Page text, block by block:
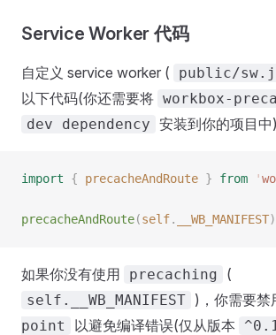
Service Worker 代码
自定义 service worker ( public/
以下代码(你还需要将 workbox-
dev dependency 安装到你的项目中
import { precacheAndRoute } from '
precacheAndRoute(self. __WB_MANIFEST
如果你没有使用 precaching (
self.__WB_MANIFEST )，你需要禁
point
以避免编译错误(仅从版本